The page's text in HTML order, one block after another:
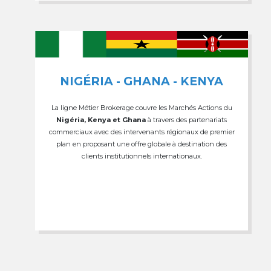
NIGÉRIA - GHANA - KENYA
La ligne Métier Brokerage couvre les Marchés Actions du
Nigéria, Kenya et Ghana à travers des partenariats
commerciaux avec des intervenants régionaux de premier
plan en proposant une offre globale à destination des
clients institutionnels internationaux.